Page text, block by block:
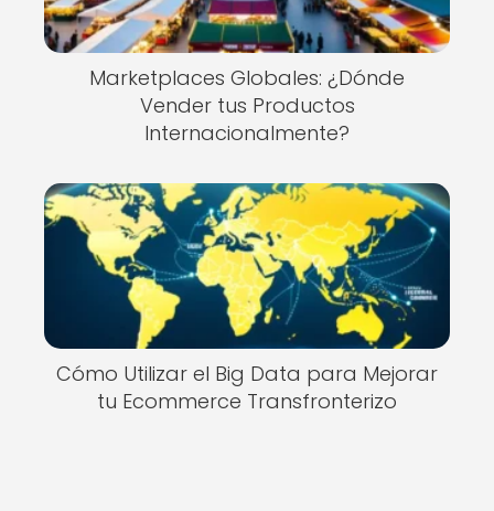
Marketplaces Globales: ¿Dónde
Vender tus Productos
Internacionalmente?
Cómo Utilizar el Big Data para Mejorar
tu Ecommerce Transfronterizo